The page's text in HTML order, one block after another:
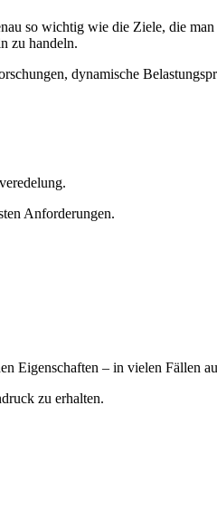
so wichtig wie die Ziele, die
zu handeln.
dynamische
Anforderungen.
Eigenschaften – in vielen Fällen
zu erhalten.